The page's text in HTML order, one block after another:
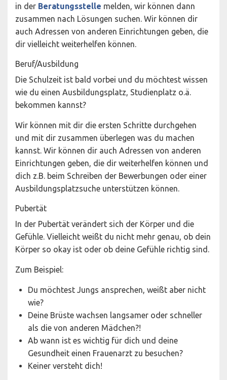
in der Beratungsstelle melden, wir können dann
zusammen nach Lösungen suchen. Wir können dir
auch Adressen von anderen Einrichtungen geben, die
dir vielleicht weiterhelfen können.
Beruf/Ausbildung
Die Schulzeit ist bald vorbei und du möchtest wissen
wie du einen Ausbildungsplatz, Studienplatz o.ä.
bekommen kannst?
Wir können mit dir die ersten Schritte durchgehen
und mit dir zusammen überlegen was du machen
kannst. Wir können dir auch Adressen von anderen
Einrichtungen geben, die dir weiterhelfen können und
dich z.B. beim Schreiben der Bewerbungen oder einer
Ausbildungsplatzsuche unterstützen können.
Pubertät
In der Pubertät verändert sich der Körper und die
Gefühle. Vielleicht weißt du nicht mehr genau, ob dein
Körper so okay ist oder ob deine Gefühle richtig sind.
Zum Beispiel:
Du möchtest Jungs ansprechen, weißt aber nicht
wie?
Deine Brüste wachsen langsamer oder schneller
als die von anderen Mädchen?!
Ab wann ist es wichtig für dich und deine
Gesundheit einen Frauenarzt zu besuchen?
Keiner versteht dich!